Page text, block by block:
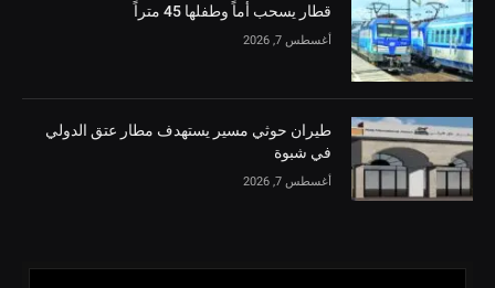
قطار يسحب أماً وطفلها 45 متراً
أغسطس 7, 2026
طيران حوثي مسير يستهدف مطار عتق الدولي
في شبوة
أغسطس 7, 2026